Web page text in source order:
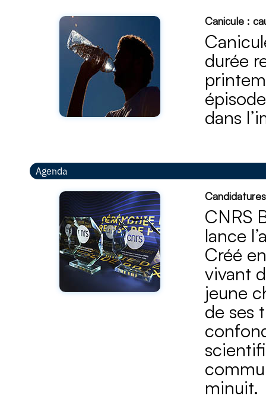
Canicule :
durée
dans
Agenda
CNRS
lance
Créé
vivant
jeune
de ses
minuit.